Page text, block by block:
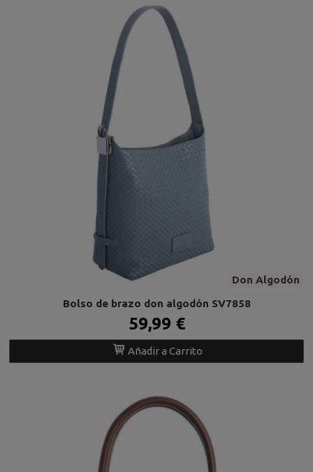
Don Algodón
Bolso de brazo don algodón SV7858
59,99 €
Añadir a Carrito